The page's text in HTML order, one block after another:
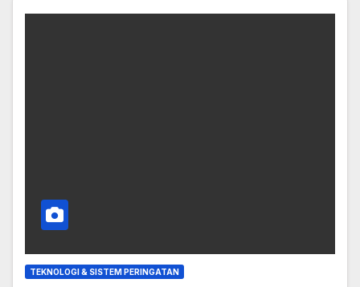
TEKNOLOGI & SISTEM PERINGATAN